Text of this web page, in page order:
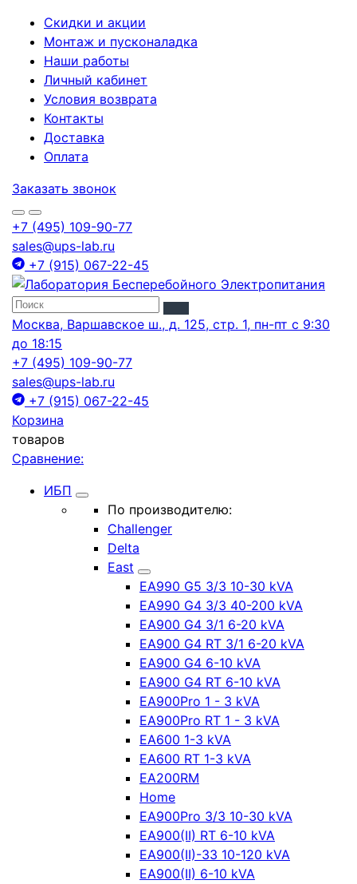
Скидки и акции
Монтаж и пусконаладка
Наши работы
Личный кабинет
Условия возврата
Контакты
Доставка
Оплата
Заказать звонок
+7 (495) 109-90-77
sales@ups-lab.ru
+7 (915) 067-22-45
Москва, Варшавское ш., д. 125, стр. 1, пн-пт с 9:30
до 18:15
+7 (495) 109-90-77
sales@ups-lab.ru
+7 (915) 067-22-45
Корзина
товаров
Сравнение:
ИБП
По производителю:
Challenger
Delta
East
EA990 G5 3/3 10-30 kVA
EA990 G4 3/3 40-200 kVA
EA900 G4 3/1 6-20 kVA
EA900 G4 RT 3/1 6-20 kVA
EA900 G4 6-10 kVA
EA900 G4 RT 6-10 kVA
EA900Pro 1 - 3 kVA
EA900Pro RT 1 - 3 kVA
EA600 1-3 kVA
EA600 RT 1-3 kVA
EA200RM
Home
EA900Pro 3/3 10-30 kVA
EA900(II) RT 6-10 kVA
EA900(II)-33 10-120 kVA
EA900(II) 6-10 kVA